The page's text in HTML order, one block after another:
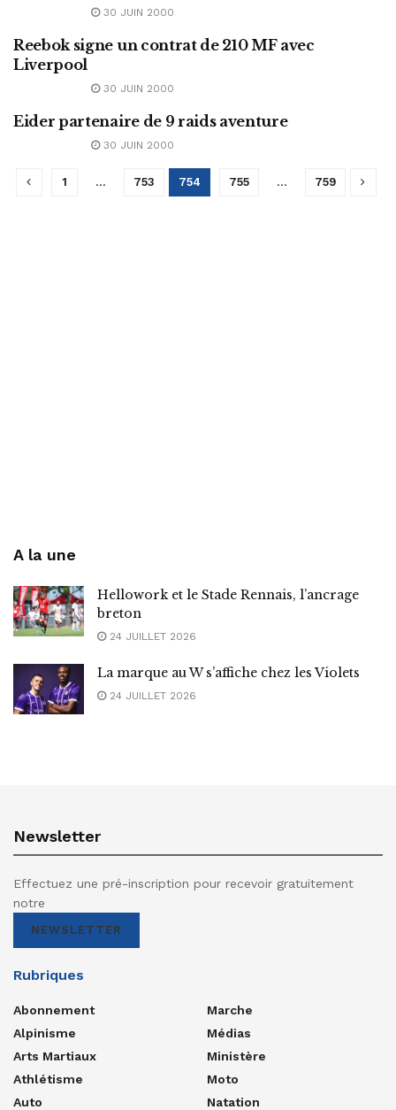
30 JUIN 2000
ABONNEMENT
Reebok signe un contrat de 210 MF avec
Liverpool
30 JUIN 2000
ABONNEMENT
Eider partenaire de 9 raids aventure
30 JUIN 2000
1 … 753 754 755 … 759
A la une
Hellowork et le Stade Rennais, l’ancrage
breton
24 JUILLET 2026
La marque au W s’affiche chez les Violets
24 JUILLET 2026
Newsletter
Effectuez une pré-inscription pour recevoir gratuitement
notre
NEWSLETTER
Rubriques
Abonnement
Alpinisme
Arts Martiaux
Athlétisme
Auto
Marche
Médias
Ministère
Moto
Natation